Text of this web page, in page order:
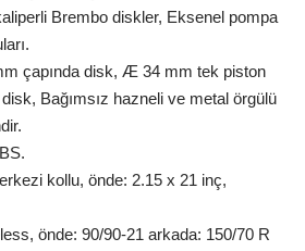
Brembo diskler, Eksenel pompa
çapında disk, Æ 34 mm tek piston
Bağımsız hazneli ve metal örgülü
kollu, önde: 2.15 x 21 inç,
önde: 90/90-21 arkada: 150/70 R